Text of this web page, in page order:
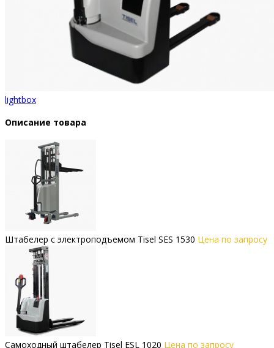
lightbox
Описание товара
Штабелер с электроподъемом Tisel SES 1530 Цена по запросу
Самоходный штабелер Tisel ESL 1020 Цена по запросу